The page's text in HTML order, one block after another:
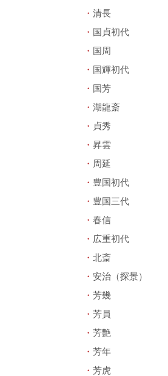
清長
国貞初代
国周
国輝初代
国芳
湖龍斎
貞秀
昇雲
周延
豊国初代
豊国三代
春信
広重初代
北斎
安治（探景）
芳幾
芳員
芳艶
芳年
芳虎